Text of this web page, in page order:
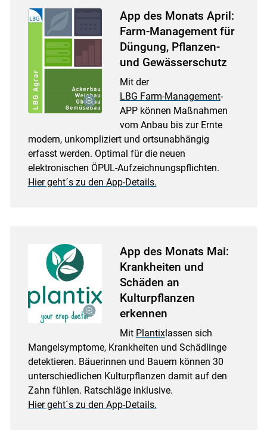
Skip to main content
App des Monats April:
Farm-Management für
Düngung, Pflanzen-
und Gewässerschutz
Mit der
LBG Farm-Management-
APP können Maßnahmen
vom Anbau bis zur Ernte
modern, unkompliziert und ortsunabhängig
erfasst werden. Optimal für die neuen
elektronischen ÖPUL-Aufzeichnungspflichten.
Hier geht´s zu den App-Details.
App des Monats Mai:
Krankheiten und
Schäden an
Kulturpflanzen
erkennen
Mit Plantixlassen sich
Mangelsymptome, Krankheiten und Schädlinge
detektieren. Bäuerinnen und Bauern können 30
unterschiedlichen Kulturpflanzen damit auf den
Zahn fühlen. Ratschläge inklusive.
Hier geht´s zu den App-Details.